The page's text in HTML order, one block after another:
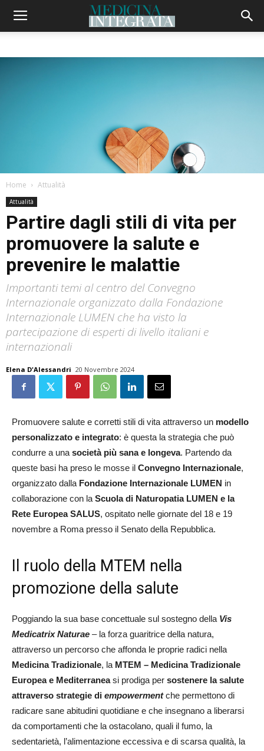
Home Attualità
Attualità
Partire dagli stili di vita per
promuovere la salute e
prevenire le malattie
Importanti temi al centro del Convegno
Internazionale organizzato dalla Fondazione
Internazionale LUMEN che ha visto la
partecipazione di esperti di livello italiani e
internazionali
Elena D'Alessandri 20 Novembre 2024
Promuovere salute e corretti stili di vita attraverso un modello
personalizzato e integrato: è questa la strategia che può
condurre a una società più sana e longeva. Partendo da
queste basi ha preso le mosse il Convegno Internazionale,
organizzato dalla Fondazione Internazionale LUMEN in
collaborazione con la Scuola di Naturopatia LUMEN e la
Rete Europea SALUS, ospitato nelle giornate del 18 e 19
novembre a Roma presso il Senato della Repubblica.
Il ruolo della MTEM nella
promozione della salute
Poggiando la sua base concettuale sul sostegno della Vis
Medicatrix Naturae – la forza guaritrice della natura,
attraverso un percorso che affonda le proprie radici nella
Medicina Tradizionale, la MTEM – Medicina Tradizionale
Europea e Mediterraneasi prodiga per sostenere la salute
attraverso strategie di empowermentche permettono di
radicare sane abitudini quotidiane e che insegnano a liberarsi
da comportamenti che la ostacolano, quali il fumo, la
sedentarietà, l’alimentazione eccessiva e di scarsa qualità, la